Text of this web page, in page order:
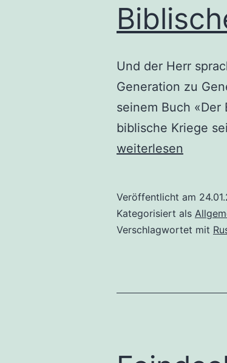
Und der Herr
Generation zu
seinem Buch
biblische Kriege
weiterlesen
Veröffentlicht am
Kategorisiert als
Verschlagwortet mit